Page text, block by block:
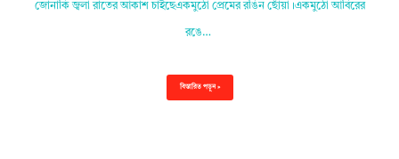
জোনাকি জ্বলা রাতের আকাশ চাইছেএকমুঠো প্রেমের রঙিন ছোঁয়া।একমুঠো আবিরের
রঙে…
বিস্তারিত পড়ুন »